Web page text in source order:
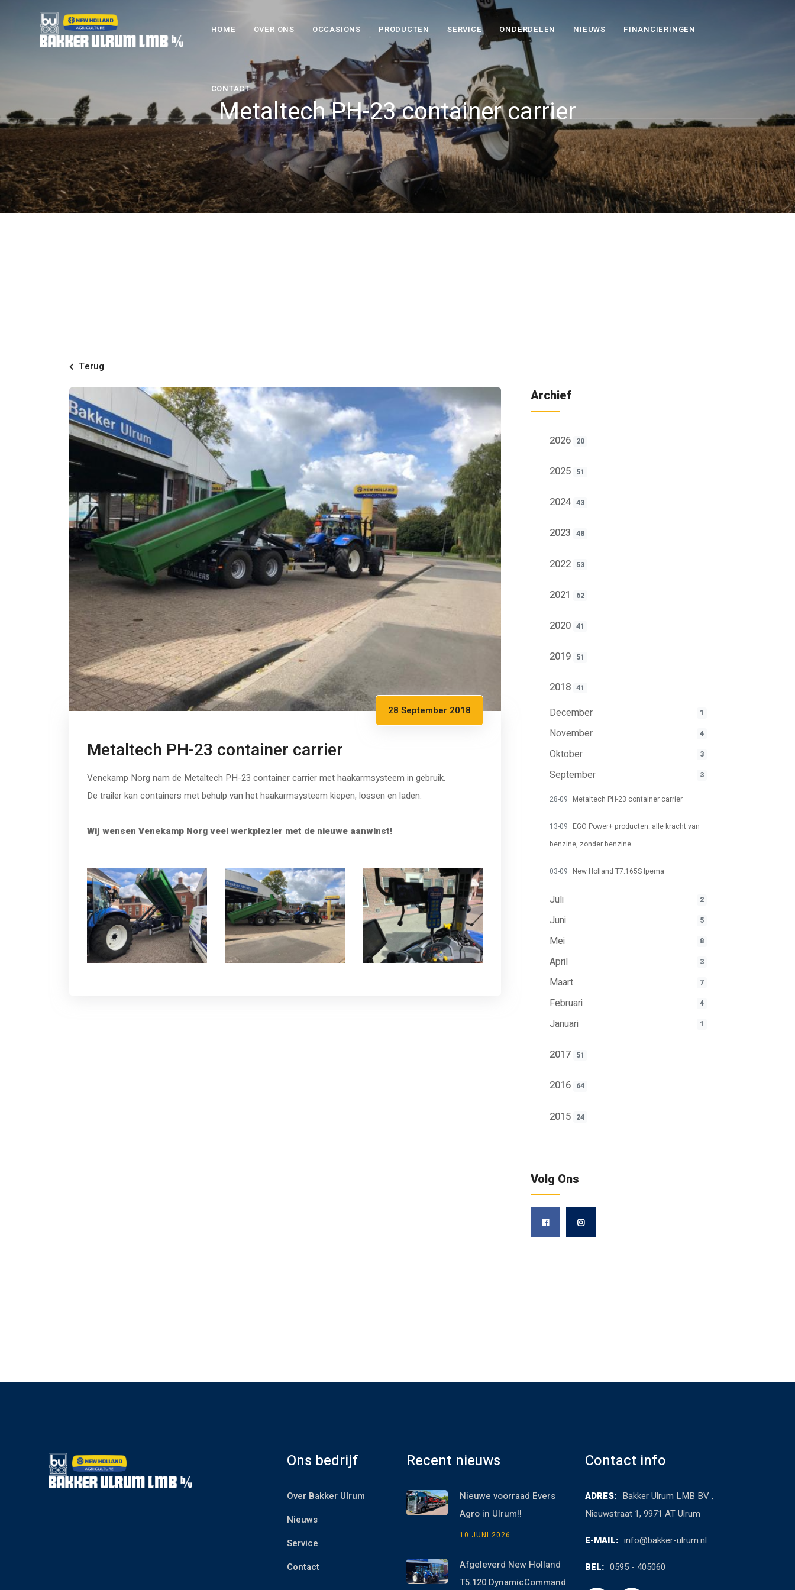
HOME OVER ONS OCCASIONS PRODUCTEN SERVICE ONDERDELEN NIEUWS FINANCIERINGEN
CONTACT
Metaltech PH-23 container carrier
Terug
28 September 2018
Metaltech PH-23 container carrier
Venekamp Norg nam de Metaltech PH-23 container carrier met haakarmsysteem in gebruik.
De trailer kan containers met behulp van het haakarmsysteem kiepen, lossen en laden.
Wij wensen Venekamp Norg veel werkplezier met de nieuwe aanwinst!
Archief
2026 20
2025 51
2024 43
2023 48
2022 53
2021 62
2020 41
2019 51
2018 41
December 1
November 4
Oktober 3
September 3
28-09 Metaltech PH-23 container carrier
13-09 EGO Power+ producten. alle kracht van
benzine, zonder benzine
03-09 New Holland T7.165S Ipema
Juli 2
Juni 5
Mei 8
April 3
Maart 7
Februari 4
Januari 1
2017 51
2016 64
2015 24
Volg Ons
Ons bedrijf
Over Bakker Ulrum
Nieuws
Service
Contact
Recent nieuws
Nieuwe voorraad Evers
Agro in Ulrum!!
10 JUNI 2026
Afgeleverd New Holland
T5.120 DynamicCommand
Contact info
ADRES: Bakker Ulrum LMB BV ,
Nieuwstraat 1, 9971 AT Ulrum
E-MAIL: info@bakker-ulrum.nl
BEL: 0595 - 405060